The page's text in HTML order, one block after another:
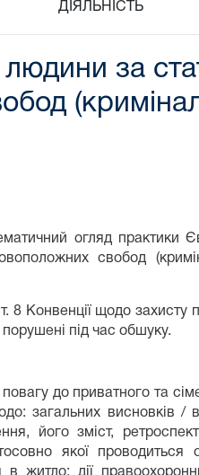
ДІЯЛЬНІСТЬ
за
огляд практики
свобод
8 Конвенції щодо захисту
під час обшуку.
повагу до приватного та
загальних висновків
його зміст,
якої проводиться
житло; дії